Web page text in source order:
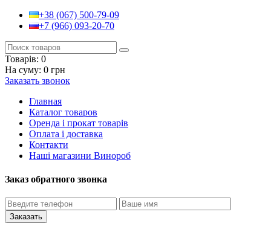
+38 (067) 500-79-09
+7 (966) 093-20-70
Товарів: 0
На суму: 0 грн
Заказать звонок
Главная
Каталог товаров
Оренда і прокат товарів
Оплата і доставка
Контакти
Наші магазини Винороб
Заказ обратного звонка